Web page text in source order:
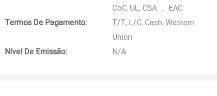
CoC, UL, CSA ， EAC
Termos De Pagamento:
T/T, L/C, Cash, Western
Union
Nível De Emissão:
N/A